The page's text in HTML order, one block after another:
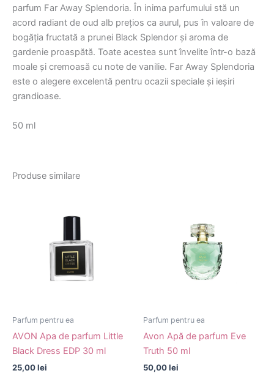
parfum Far Away Splendoria. În inima parfumului stă un
acord radiant de oud alb prețios ca aurul, pus în valoare de
bogăția fructată a prunei Black Splendor și aroma de
gardenie proaspătă. Toate acestea sunt învelite într-o bază
moale și cremoasă cu note de vanilie. Far Away Splendoria
este o alegere excelentă pentru ocazii speciale și ieșiri
grandioase.
50 ml
Produse similare
Parfum pentru ea
AVON Apa de parfum Little
Black Dress EDP 30 ml
25,00lei
Parfum pentru ea
Avon Apă de parfum Eve
Truth 50 ml
50,00lei